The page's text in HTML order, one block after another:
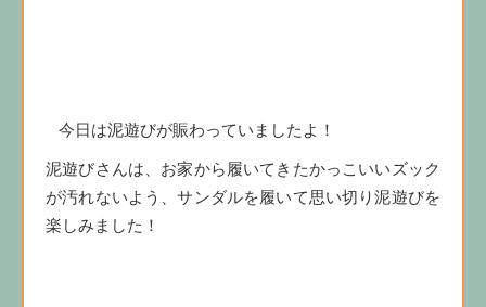
今日は泥遊びが賑わっていましたよ！
泥遊びさんは、お家から履いてきたかっこいいズック
が汚れないよう、サンダルを履いて思い切り泥遊びを
楽しみました！